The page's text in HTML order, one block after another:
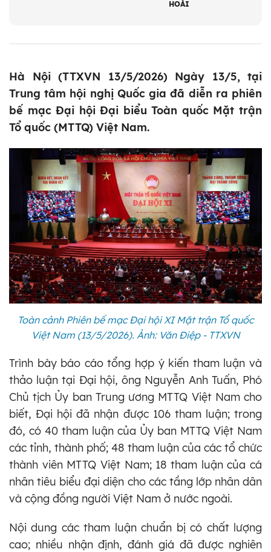
HOÀI
Hà Nội (TTXVN 13/5/2026) Ngày 13/5, tại
Trung tâm hội nghị Quốc gia đã diễn ra phiên
bế mạc Đại hội Đại biểu Toàn quốc Mặt trận
Tổ quốc (MTTQ) Việt Nam.
Toàn cảnh Phiên bế mạc Đại hội XI Mặt trận Tổ quốc
Việt Nam (13/5/2026). Ảnh: Văn Điệp - TTXVN
Trình bày báo cáo tổng hợp ý kiến tham luận và
thảo luận tại Đại hội, ông Nguyễn Anh Tuấn, Phó
Chủ tịch Ủy ban Trung ương MTTQ Việt Nam cho
biết, Đại hội đã nhận được 106 tham luận; trong
đó, có 40 tham luận của Ủy ban MTTQ Việt Nam
các tỉnh, thành phố; 48 tham luận của các tổ chức
thành viên MTTQ Việt Nam; 18 tham luận của cá
nhân tiêu biểu đại diện cho các tầng lớp nhân dân
và cộng đồng người Việt Nam ở nước ngoài.
Nội dung các tham luận chuẩn bị có chất lượng
cao; nhiều nhận định, đánh giá đã được nghiên